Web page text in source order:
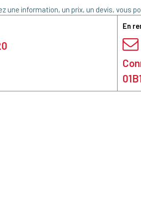
une information, un prix, un devis, vous
En